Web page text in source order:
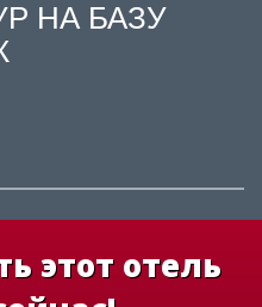
НА БАЗУ
этот отель